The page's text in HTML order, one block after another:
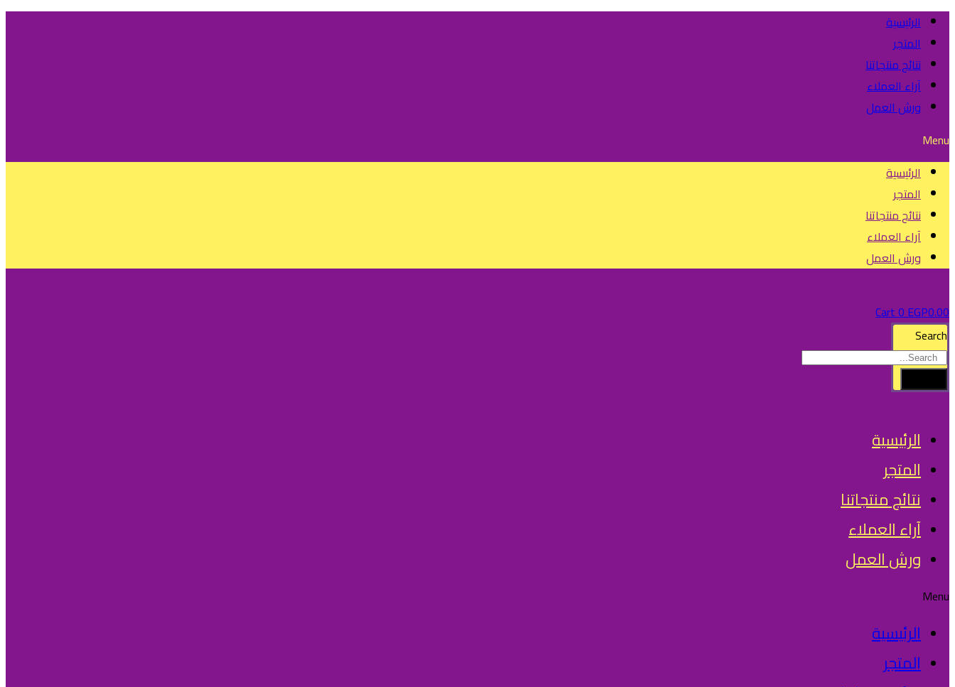
الرئيسية
المتجر
نتائج منتجاتنا
آراء العملاء
ورش العمل
Menu
الرئيسية
المتجر
نتائج منتجاتنا
آراء العملاء
ورش العمل
EGP0.00
0
Cart
Search
الرئيسية
المتجر
نتائج منتجاتنا
آراء العملاء
ورش العمل
Menu
الرئيسية
المتجر